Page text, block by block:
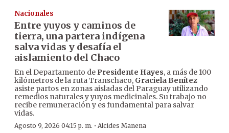
Nacionales
Entre yuyos y caminos de
tierra, una partera indígena
salva vidas y desafía el
aislamiento del Chaco
En el Departamento de Presidente Hayes, a más de 100
kilómetros de la ruta Transchaco, Graciela Benítez
asiste partos en zonas aisladas del Paraguay utilizando
remedios naturales y yuyos medicinales. Su trabajo no
recibe remuneración y es fundamental para salvar
vidas.
Agosto 9, 2026 04:15 p. m. · Alcides Manena